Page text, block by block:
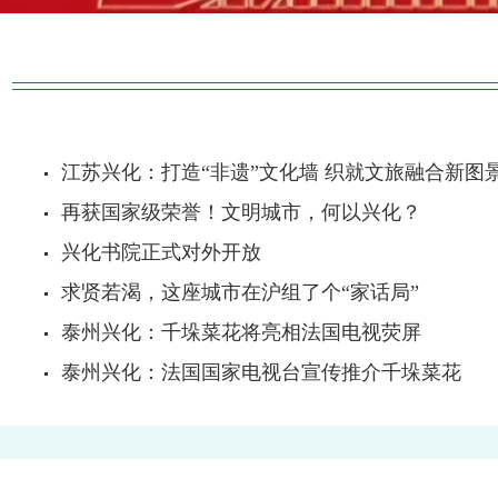
江苏兴化：打造“非遗”文化墙 织就文旅融合新图
再获国家级荣誉！文明城市，何以兴化？
兴化书院正式对外开放
求贤若渴，这座城市在沪组了个“家话局”
泰州兴化：千垛菜花将亮相法国电视荧屏
泰州兴化：法国国家电视台宣传推介千垛菜花